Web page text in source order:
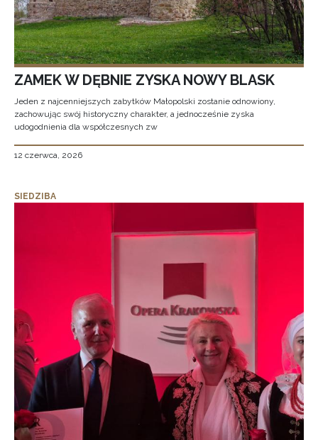
ZAMEK W DĘBNIE ZYSKA NOWY BLASK
Jeden z najcenniejszych zabytków Małopolski zostanie odnowiony,
zachowując swój historyczny charakter, a jednocześnie zyska
udogodnienia dla współczesnych zw
12 czerwca, 2026
SIEDZIBA